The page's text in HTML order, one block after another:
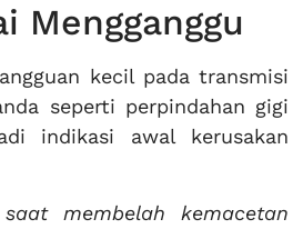
Mengganggu
kecil pada transmisi
seperti perpindahan gigi
indikasi awal kerusakan
membelah kemacetan